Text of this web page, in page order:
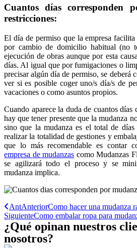
Cuantos días corresponden
restricciones:
El día de permiso que la empresa
por cambio de domicilio habitual (no
ejecución de obras aunque por esta
días. Al igual que por fumigaciones o
precisar algún día de permiso, se deberá
ver si es posible coger uno/s día/s de
vacaciones o como asuntos propios.
Cuando aparece la duda de cuantos días
hay que tener presente que la mudanza
sino que la mudanza es el total de días
realizar la totalidad de gestiones y
que lo más recomendable es contar
empresa de mudanzas como Mudanzas
se agilizará todo el proceso y se
mudanza implica.
AntAnteriorComo hacer una mudanza
SiguienteComo embalar ropa para
¿Qué opinan nuestros
nosotros?